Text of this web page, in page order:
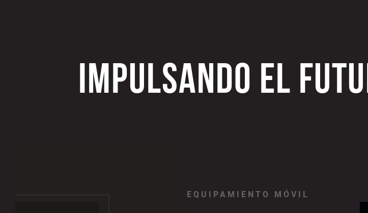
IMPULSANDO EL
EQUIPAMIENTO MÓVIL